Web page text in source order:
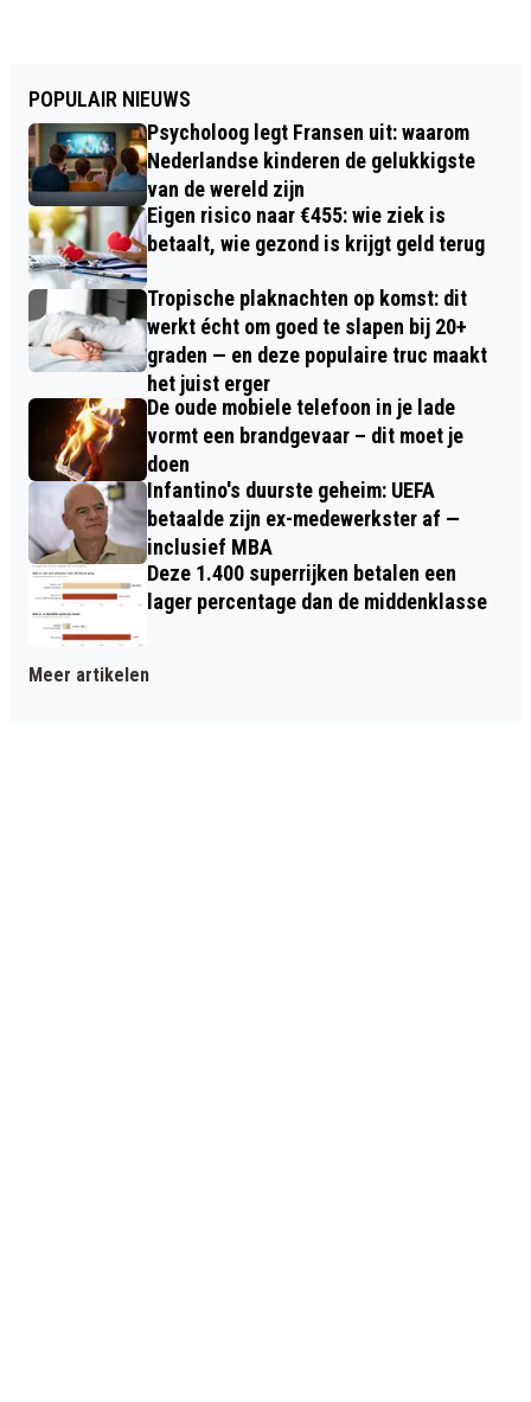
POPULAIR NIEUWS
Psycholoog legt Fransen uit: waarom
Nederlandse kinderen de gelukkigste
van de wereld zijn
Eigen risico naar €455: wie ziek is
betaalt, wie gezond is krijgt geld terug
Tropische plaknachten op komst: dit
werkt écht om goed te slapen bij 20+
graden — en deze populaire truc maakt
het juist erger
De oude mobiele telefoon in je lade
vormt een brandgevaar – dit moet je
doen
Infantino's duurste geheim: UEFA
betaalde zijn ex-medewerkster af —
inclusief MBA
Deze 1.400 superrijken betalen een
lager percentage dan de middenklasse
Meer artikelen